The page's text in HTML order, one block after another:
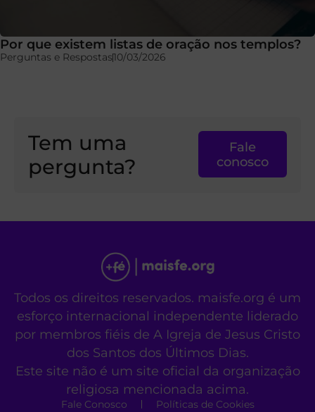
Por que existem listas de oração nos templos?
Perguntas e Respostas10/03/2026
Tem uma
pergunta?
Fale
conosco
Todos os direitos reservados. maisfe.org é um
esforço internacional independente liderado
por membros fiéis de A Igreja de Jesus Cristo
dos Santos dos Últimos Dias.
Este site não é um site oficial da organização
religiosa mencionada acima.
Fale Conosco Políticas de Cookies